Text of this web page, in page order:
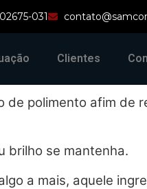
031
Clientes
polimento afim de
brilho se mantenha.
a mais, aquele